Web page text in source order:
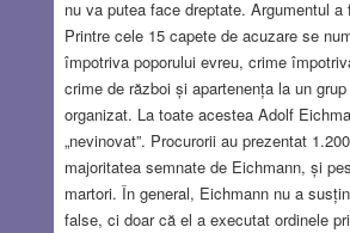
nu va putea face dreptate. Argumentul a
Printre cele 15 capete de acuzare se
împotriva poporului evreu, crime
crime de război și apartenența la un
organizat. La toate acestea Adolf
„nevinovat”. Procurorii au prezentat
majoritatea semnate de Eichmann, și
martori. În general, Eichmann nu a
false, ci doar că el a executat ordinele